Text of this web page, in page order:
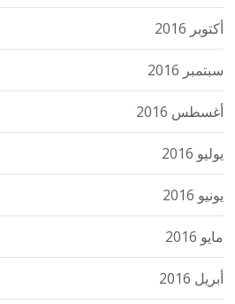
أكتوبر 2016
سبتمبر 2016
أغسطس 2016
يوليو 2016
يونيو 2016
مايو 2016
أبريل 2016